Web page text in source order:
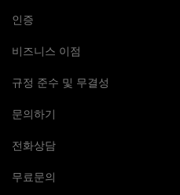
인증
비즈니스 이점
규정 준수 및 무결성
문의하기
전화상담
무료문의